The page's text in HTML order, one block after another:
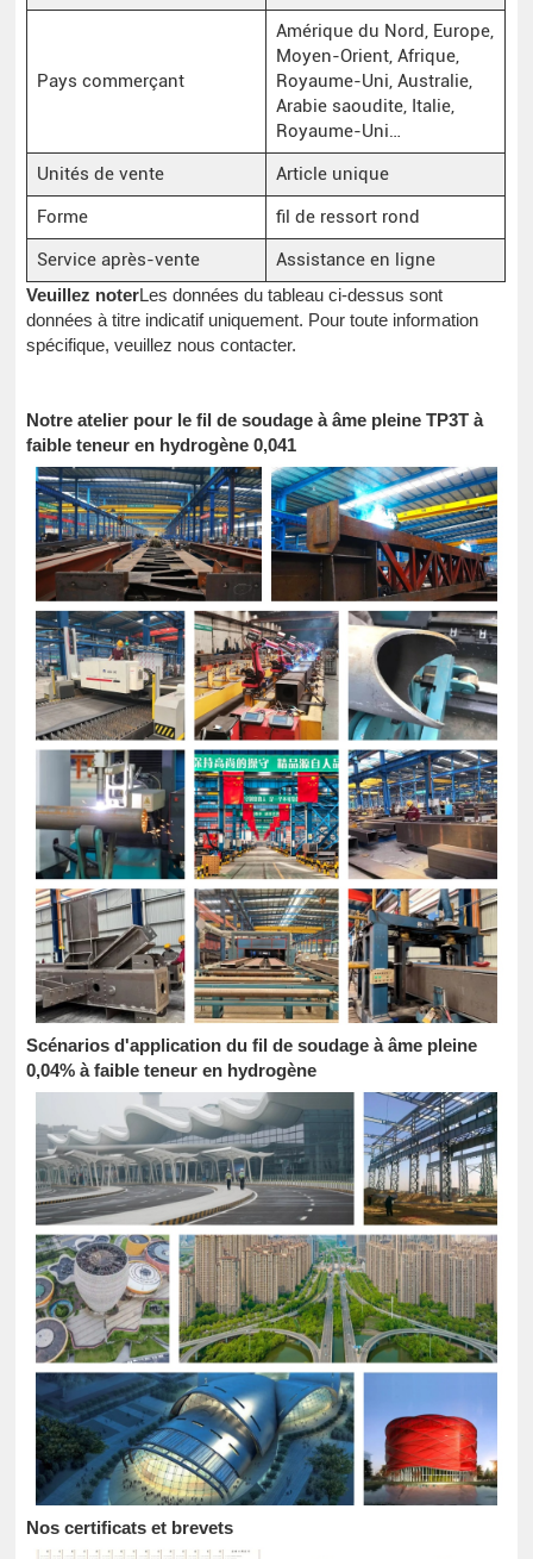
Pays commerçant
Amérique du Nord, Europe,
Moyen-Orient, Afrique,
Royaume-Uni, Australie,
Arabie saoudite, Italie,
Royaume-Uni…
Unités de vente
Article unique
Forme
fil de ressort rond
Service après-vente
Assistance en ligne
Veuillez noterLes données du tableau ci-dessus sont
données à titre indicatif uniquement. Pour toute information
spécifique, veuillez nous contacter.
Notre atelier pour le fil de soudage à âme pleine TP3T à
faible teneur en hydrogène 0,041
Scénarios d'application du fil de soudage à âme pleine
0,04% à faible teneur en hydrogène
Nos certificats et brevets